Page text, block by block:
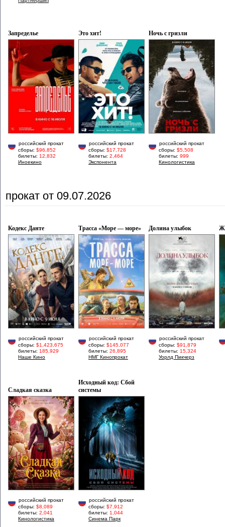
Запределье
российский прокат
сборы: $96,852
билеты: 12,832
Иноекино
Это хит!
российский прокат
сборы: $17,728
билеты: 2,464
Экспонента
Ночь с гризли
российский прокат
сборы: $5,508
билеты: 999
Кинологистика
прокат от 09.07.2026
Кодекс Данте
российский прокат
сборы: $1,423,675
билеты: 185,929
Наше Кино
Трасса «Море — море»
российский прокат
сборы: $145,077
билеты: 26,895
НМГ Кинопрокат
Долина улыбок
российский прокат
сборы: $91,879
билеты: 15,324
Уорлд Пикчерз
Сладкая сказка
российский прокат
сборы: $8,089
билеты: 2,041
Кинологистика
Исходный код: Сбой
системы
российский прокат
сборы: $7,912
билеты: 1,044
Синема Парк